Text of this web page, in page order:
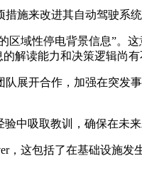
施来改进其自动驾驶系
区域性停电背景信息”
解读能力和决策逻辑尚有
展开合作，加强在突
中吸取教训，确保在未
，这包括了在基础设施